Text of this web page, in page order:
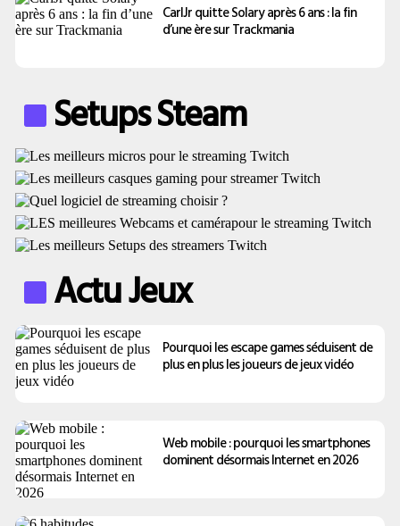
CarlJr quitte Solary après 6 ans : la fin
d’une ère sur Trackmania
Setups Steam
Actu Jeux
Pourquoi les escape games séduisent de
plus en plus les joueurs de jeux vidéo
Web mobile : pourquoi les smartphones
dominent désormais Internet en 2026